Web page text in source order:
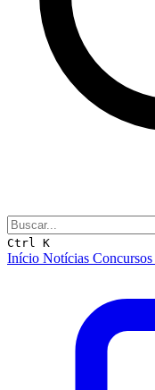
Ctrl K
Início Notícias Concursos